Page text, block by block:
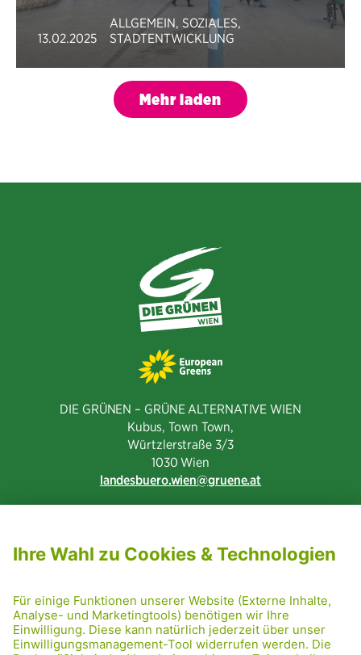
13.02.2025
ALLGEMEIN, SOZIALES,
STADTENTWICKLUNG
Mehr laden
DIE GRÜNEN – GRÜNE ALTERNATIVE WIEN
Kubus, Town Town,
Würtzlerstraße 3/3​
1030 Wien
landesbuero.wien
gruene.at
PRESSE
GRÜNE RADRETTUNG
FRIDAY NIGHTSKATING